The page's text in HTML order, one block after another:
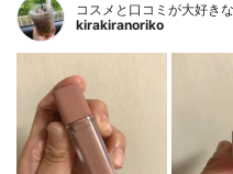
コスメと口コミが大好き
kirakiranoriko